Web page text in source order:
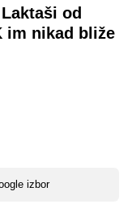
od
im nikad bliže
izbor